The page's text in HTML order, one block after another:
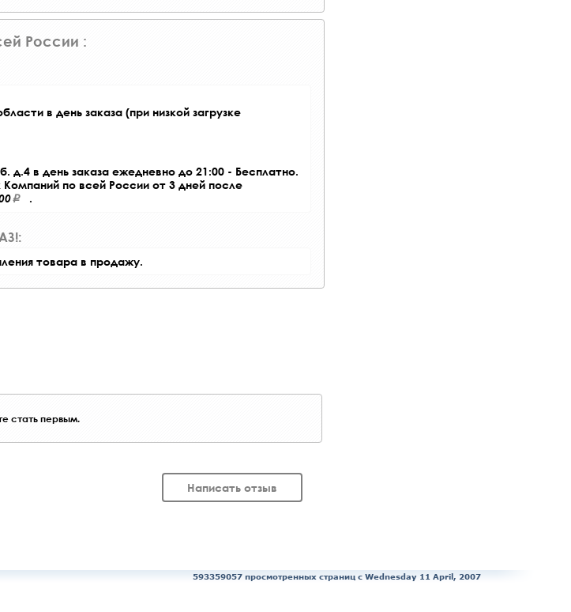
России :
в день заказа (при низкой загрузке
д.4 в день заказа ежедневно до 21:00 - Бесплатно.
по всей России от 3 дней после
.
товара в продажу.
стать первым.
Написать отзыв
593359057 просмотренных страниц c Wednesday 11 April, 2007